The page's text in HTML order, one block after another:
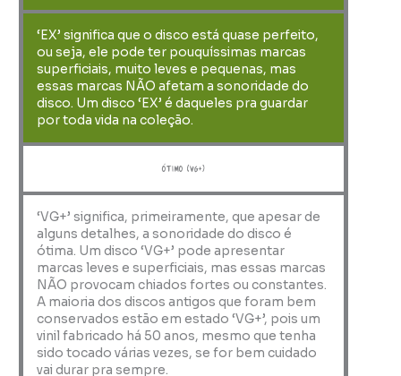
‘EX’ significa que o disco está quase perfeito,
ou seja, ele pode ter pouquíssimas marcas
superficiais, muito leves e pequenas, mas
essas marcas NÃO afetam a sonoridade do
disco. Um disco ‘EX’ é daqueles pra guardar
por toda vida na coleção.
ótimo (VG+)
‘VG+’ significa, primeiramente, que apesar de
alguns detalhes, a sonoridade do disco é
ótima. Um disco ‘VG+’ pode apresentar
marcas leves e superficiais, mas essas marcas
NÃO provocam chiados fortes ou constantes.
A maioria dos discos antigos que foram bem
conservados estão em estado ‘VG+’, pois um
vinil fabricado há 50 anos, mesmo que tenha
sido tocado várias vezes, se for bem cuidado
vai durar pra sempre.